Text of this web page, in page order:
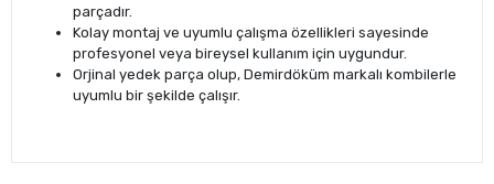
parçadır.
Kolay montaj ve uyumlu çalışma özellikleri sayesinde
profesyonel veya bireysel kullanım için uygundur.
Orjinal yedek parça olup, Demirdöküm markalı kombilerle
uyumlu bir şekilde çalışır.